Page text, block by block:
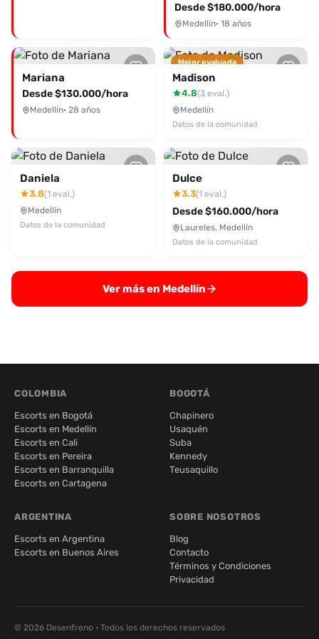
Desde $180.000/hora
Medellín· 18 años
Mariana
Desde $130.000/hora
Medellín· 28 años
Mejor evaluada
Madison
4.8(3 eval.)
Medellín
Datos de la comunidad
Daniela
3.8(1 eval.)
Medellín
Datos de la comunidad
Dulce
3.3(1 eval.)
Desde $160.000/hora
Laureles, Medellín
Datos de la comunidad
Ver más en Medellín
COLOMBIA
Escorts en Bogotá
Escorts en Medellín
Escorts en Cali
Escorts en Pereira
Escorts en Barranquilla
Escorts en Cartagena
BOGOTÁ
Chapinero
Usaquén
Suba
Kennedy
Teusaquillo
ARGENTINA
Escorts en Argentina
Escorts en Buenos Aires
SOBRE NOSOTROS
Blog
Contacto
Términos y Condiciones
Privacidad
© 2026 Desenfreno · Todos los derechos reservados